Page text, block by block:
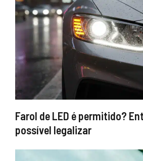
Farol de LED é permitido?
possível legalizar